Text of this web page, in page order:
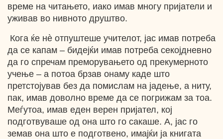
време на читањето, иако имав многу пријатели и
уживав во нивното друштво.
Кога ќе нè отпуштеше учителот, јас имав потреба
да се капам – бидејќи имав потреба секојдневно
да го спречам преморувањето од прекумерното
учење – а потоа брзав онаму каде што
претстојував без да помислам на јадење, а ниту,
пак, имав доволно време да се погрижам за тоа.
Меѓутоа, имав еден верен пријател, кој
подготвуваше од она што го сакаше. А, јас го
земав она што е подготвено, имајќи ја книгата